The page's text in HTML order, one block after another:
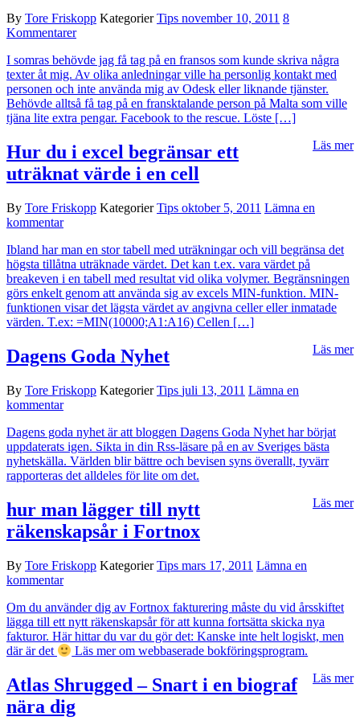
By Tore Friskopp KategorierTips november 10, 2011 8
Kommentarer
I somras behövde jag få tag på en fransos som kunde skriva några
texter åt mig. Av olika anledningar ville ha personlig kontakt med
personen och inte använda mig av Odesk eller liknande tjänster.
Behövde alltså få tag på en fransktalande person på Malta som ville
tjäna lite extra pengar. Facebook to the rescue. Löste […]
Läs mer
Hur du i excel begränsar ett
uträknat värde i en cell
By Tore Friskopp KategorierTips oktober 5, 2011 Lämna en
kommentar
Ibland har man en stor tabell med uträkningar och vill begränsa det
högsta tillåtna uträknade värdet. Det kan t.ex. vara värdet på
breakeven i en tabell med resultat vid olika volymer. Begränsningen
görs enkelt genom att använda sig av excels MIN-funktion. MIN-
funktionen visar det lägsta värdet av angivna celler eller inmatade
värden. T.ex: =MIN(10000;A1:A16) Cellen […]
Läs mer
Dagens Goda Nyhet
By Tore Friskopp KategorierTips juli 13, 2011 Lämna en
kommentar
Dagens goda nyhet är att bloggen Dagens Goda Nyhet har börjat
uppdaterats igen. Sikta in din Rss-läsare på en av Sveriges bästa
nyhetskälla. Världen blir bättre och bevisen syns överallt, tyvärr
rapporteras det alldeles för lite om det.
Läs mer
hur man lägger till nytt
räkenskapsår i Fortnox
By Tore Friskopp KategorierTips mars 17, 2011 Lämna en
kommentar
Om du använder dig av Fortnox fakturering måste du vid årsskiftet
lägga till ett nytt räkenskapsår för att kunna fortsätta skicka nya
fakturor. Här hittar du var du gör det: Kanske inte helt logiskt, men
där är det
Läs mer om webbaserade bokföringsprogram.
Läs mer
Atlas Shrugged – Snart i en biograf
nära dig